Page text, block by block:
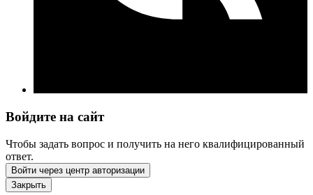
Войдите на сайт
Чтобы задать вопрос и получить на него квалифицированный
ответ.
Войти через центр авторизации
Закрыть